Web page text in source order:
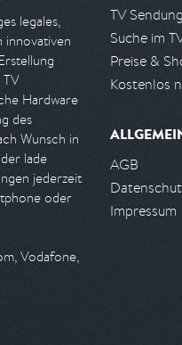
legales,
innovativen
TV
Hardware
des
Wunsch in
lade
jederzeit
oder
Vodafone,
TV
Suche im
Preise &
Kostenlos
AGB
Impressum